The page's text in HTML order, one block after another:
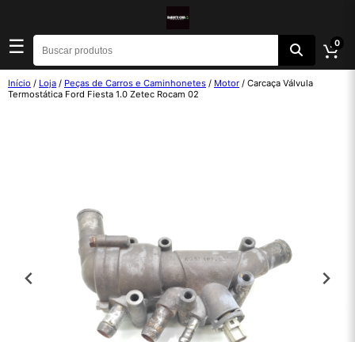
☰ 0
Início / Loja / Peças de Carros e Caminhonetes / Motor / Carcaça Válvula
Termostática Ford Fiesta 1.0 Zetec Rocam 02